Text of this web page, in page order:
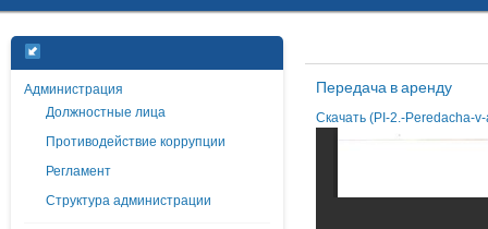
Администрация
Должностные лица
Противодействие коррупции
Регламент
Структура администрации
Передача в аренду
Скачать (PI-2.-Peredacha-